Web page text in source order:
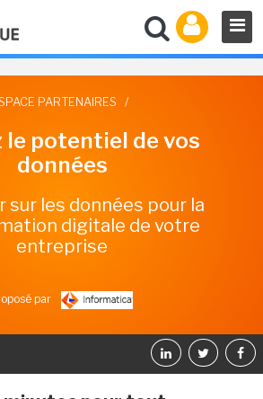
PARTENAIRES /
le potentiel de vos
données
sur les données pour la
digitale de votre
entreprise
par